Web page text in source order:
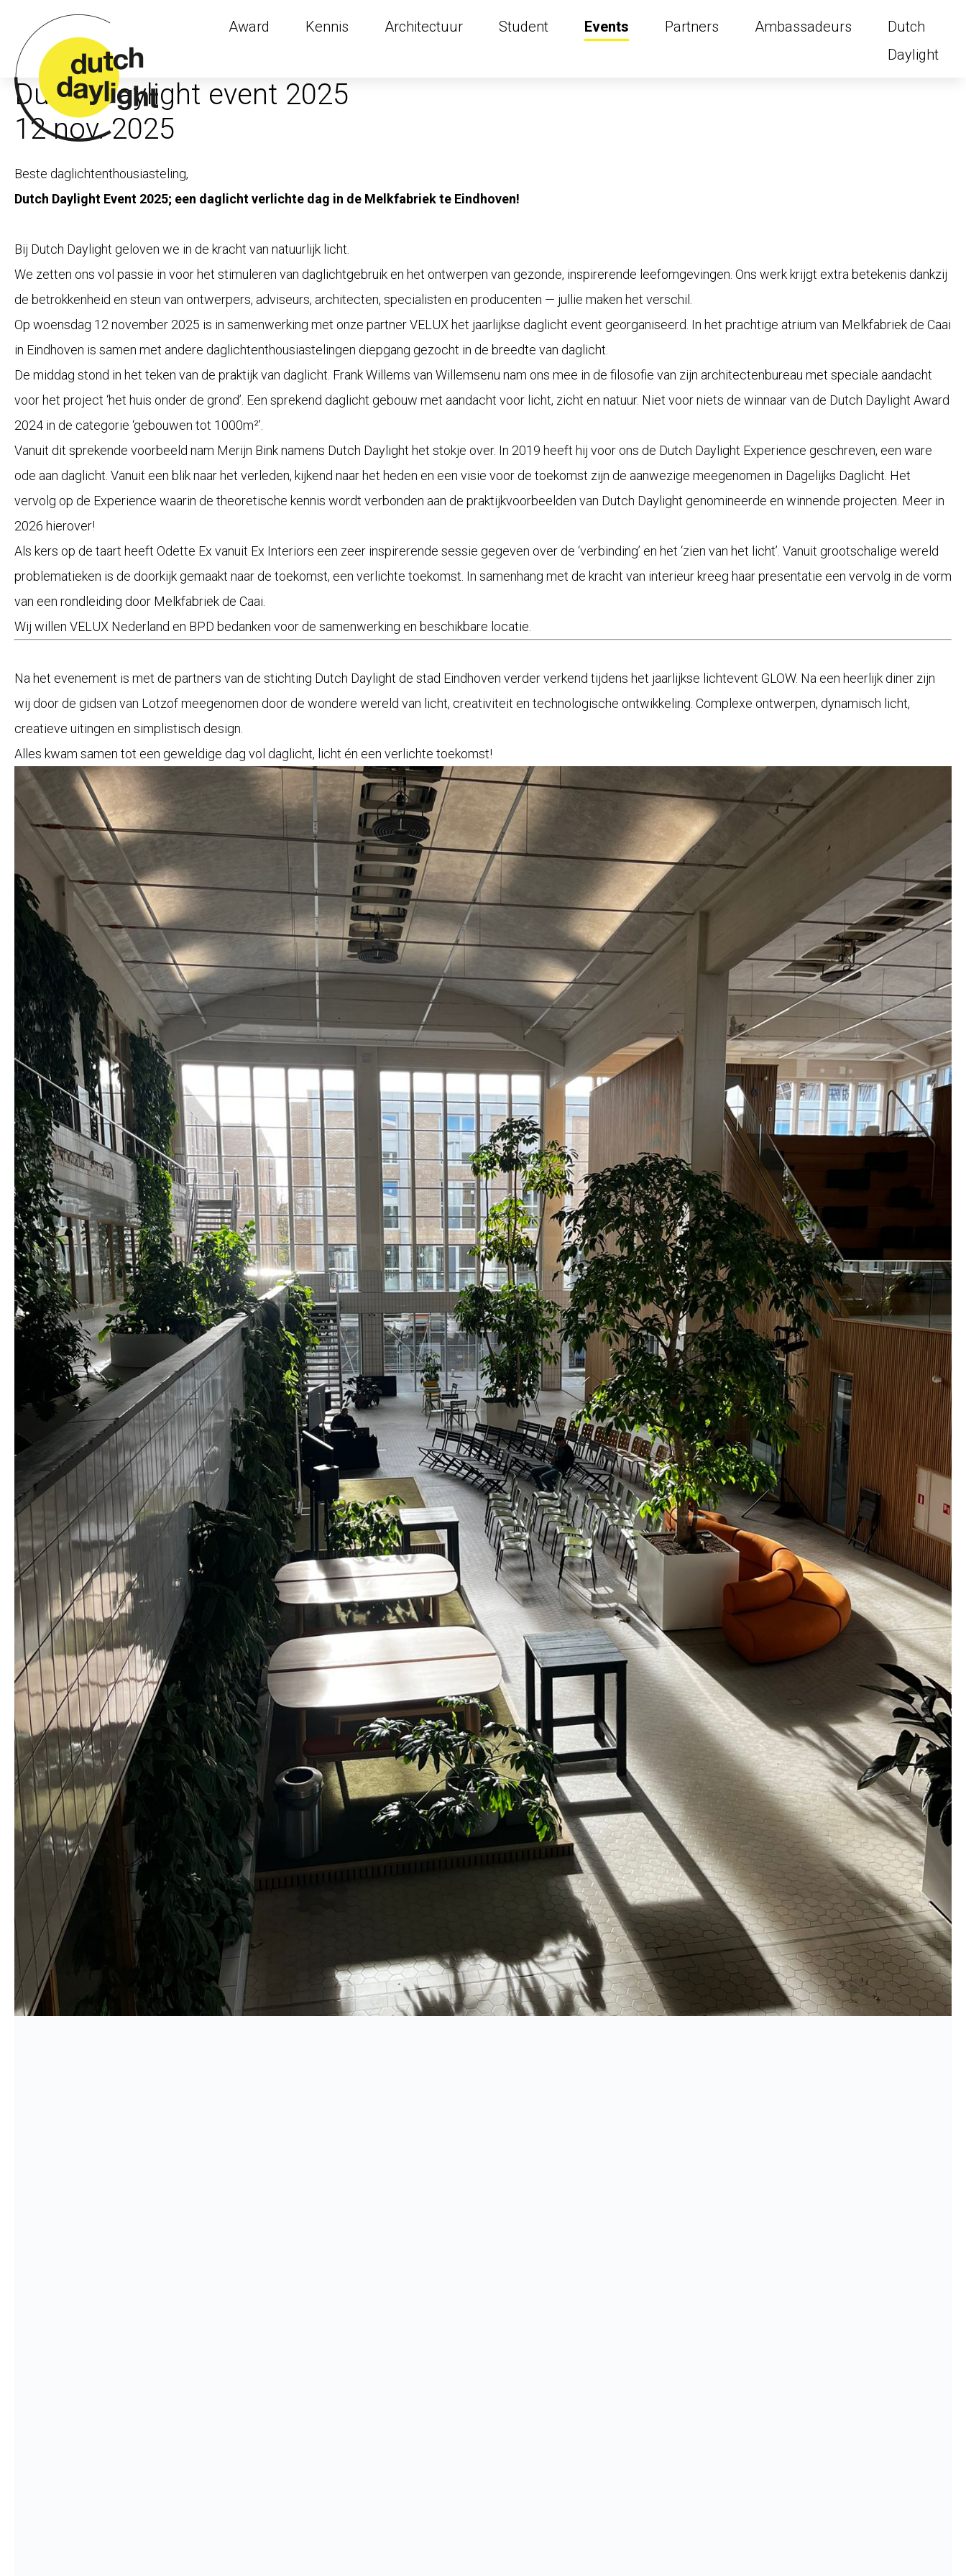
Award Kennis Architectuur Student Events Partners Ambassadeurs
Dutch
Daylight
Dutch Daylight event 2025
12 nov. 2025
Beste daglichtenthousiasteling,
Dutch Daylight Event 2025; een daglicht verlichte dag in de Melkfabriek te Eindhoven!
Bij Dutch Daylight geloven we in de kracht van natuurlijk licht.
We zetten ons vol passie in voor het stimuleren van daglichtgebruik en het ontwerpen van gezonde, inspirerende leefomgevingen. Ons werk krijgt extra betekenis dankzij
de betrokkenheid en steun van ontwerpers, adviseurs, architecten, specialisten en producenten — jullie maken het verschil.
Op woensdag 12 november 2025 is in samenwerking met onze partner VELUX het jaarlijkse daglicht event georganiseerd. In het prachtige atrium van Melkfabriek de Caai
in Eindhoven is samen met andere daglichtenthousiastelingen diepgang gezocht in de breedte van daglicht.
De middag stond in het teken van de praktijk van daglicht. Frank Willems van Willemsenu nam ons mee in de filosofie van zijn architectenbureau met speciale aandacht
voor het project ‘het huis onder de grond’. Een sprekend daglicht gebouw met aandacht voor licht, zicht en natuur. Niet voor niets de winnaar van de Dutch Daylight Award
2024 in de categorie ‘gebouwen tot 1000m²’.
Vanuit dit sprekende voorbeeld nam Merijn Binknamens Dutch Daylight het stokje over. In 2019 heeft hij voor ons de Dutch Daylight Experience geschreven, een ware
ode aan daglicht. Vanuit een blik naar het verleden, kijkend naar het heden en een visie voor de toekomst zijn de aanwezige meegenomen in Dagelijks Daglicht. Het
vervolg op de Experience waarin de theoretische kennis wordt verbonden aan de praktijkvoorbeelden van Dutch Daylight genomineerde en winnende projecten. Meer in
2026 hierover!
Als kers op de taart heeft Odette Ex vanuit Ex Interiors een zeer inspirerende sessie gegeven over de ‘verbinding’ en het ‘zien van het licht’. Vanuit grootschalige wereld
problematieken is de doorkijk gemaakt naar de toekomst, een verlichte toekomst. In samenhang met de kracht van interieur kreeg haar presentatie een vervolg in de vorm
van een rondleiding door Melkfabriek de Caai.
Wij willen VELUX Nederland en BPD bedanken voor de samenwerking en beschikbare locatie.
Na het evenement is met de partners van de stichting Dutch Daylight de stad Eindhoven verder verkend tijdens het jaarlijkse lichtevent GLOW. Na een heerlijk diner zijn
wij door de gidsen van Lotzofmeegenomen door de wondere wereld van licht, creativiteit en technologische ontwikkeling. Complexe ontwerpen, dynamisch licht,
creatieve uitingen en simplistisch design.
Alles kwam samen tot een geweldige dag vol daglicht, licht én een verlichte toekomst!